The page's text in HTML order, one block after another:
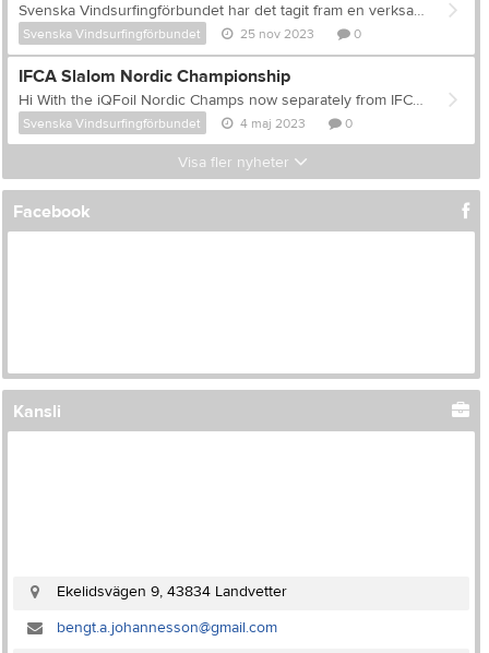
Svenska Vindsurfingförbundet har det tagit fram en verksamhetsberättelse för 2023 som innehåller information om ekonomi, medlemsantal och en sammanställning av tävlingar i Formula Foil, IQ Foil, Speed, Slalom och Long Distance. Ni finner dokumentet här.
Svenska Vindsurfingförbundet 25 nov 2023 0
IFCA Slalom Nordic Championship
Hi With the iQFoil Nordic Champs now separately from IFCA Slalom (which makes sense as I think very few sailors outside Denmark do both), we are suggesting to have an IFCA Slalom Nordic Championship in Hvide Sande June 17-18th 2023. The event will be organized by the same people who have organized the PWA events and IFCA World Championships previously (the guys behind WaterZ). I know this is very short notice but since we don’t have any other suggestions, I hope you can support this? Regards, Nikolaj
Svenska Vindsurfingförbundet 4 maj 2023 0
Visa fler nyheter
Facebook
Kansli
Ekelidsvägen 9, 43834 Landvetter
bengt.a.johannesson@gmail.com